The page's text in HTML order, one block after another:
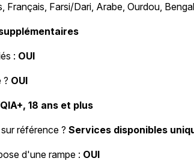
Français, Farsi/Dari, Arabe, Ourdou,
: OUI
? OUI
18 ans et plus
référence ? Services disponibles
d'une rampe : OUI